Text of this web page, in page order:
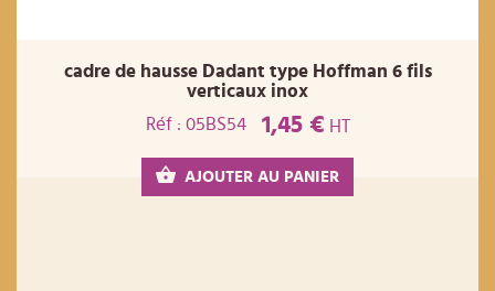
cadre de hausse Dadant type Hoffman 6 fils
verticaux inox
Réf : 05BS54
1,45 € HT
AJOUTER AU PANIER